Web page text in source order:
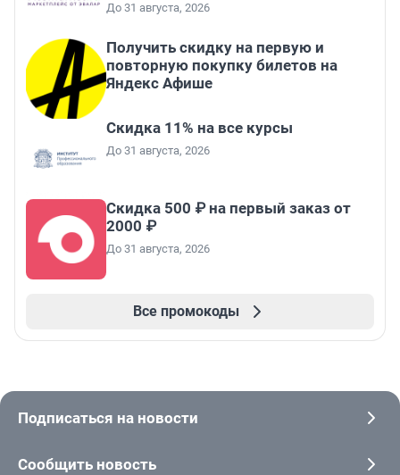
До 31 августа, 2026
Получить скидку на первую и
повторную покупку билетов на
Яндекс Афише
Скидка 11% на все курсы
До 31 августа, 2026
Скидка 500 ₽ на первый заказ от
2000 ₽
До 31 августа, 2026
Все промокоды
Подписаться на новости
Сообщить новость